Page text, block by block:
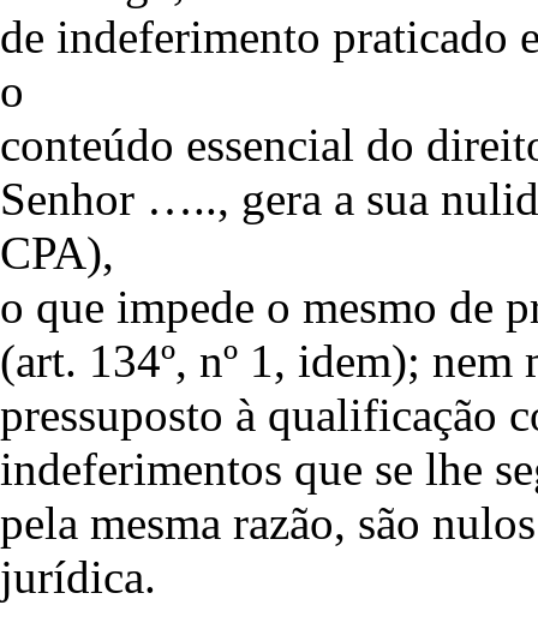
de indeferimento praticado
o
conteúdo essencial do
Senhor ….., gera a sua
CPA),
o que impede o mesmo de
(art. 134º, nº 1, idem);
pressuposto à qualificação
indeferimentos que se lhe
pela mesma razão, são
jurídica.